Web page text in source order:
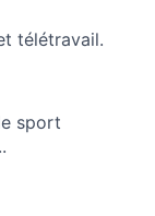
télétravail.
sport